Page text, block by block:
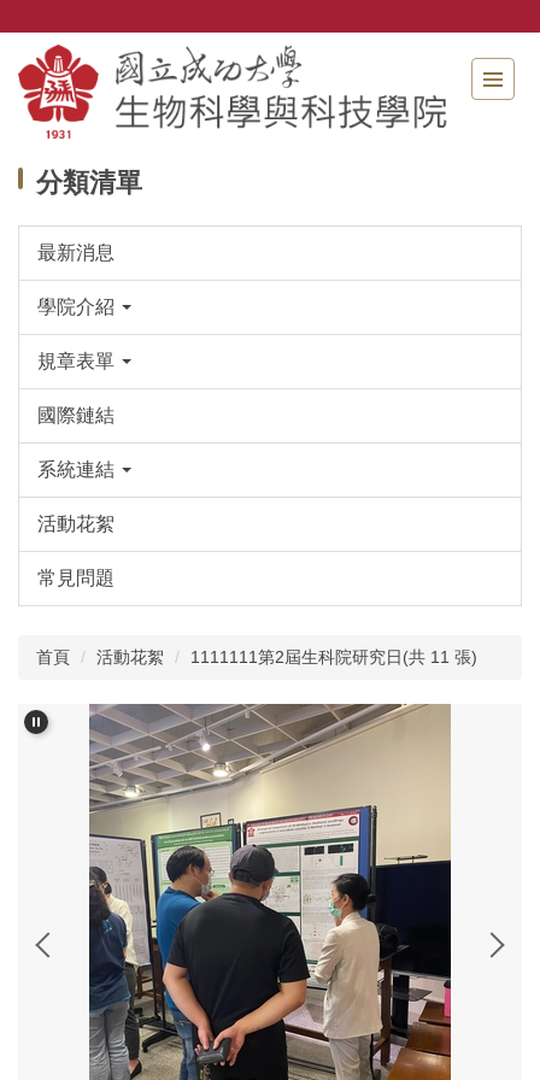
主
要
區
分類清單
最新消息
學院介紹
規章表單
國際鏈結
系統連結
活動花絮
常見問題
首頁 活動花絮 1111111第2屆生科院研究日(共 11 張)